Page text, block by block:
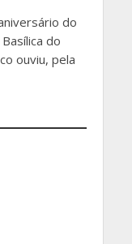
do
do
ouviu, pela